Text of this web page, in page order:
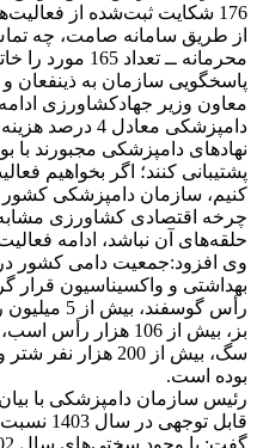
176 شکایت ثبت‌شده از
از طریق سامانه صامت، چه
محرمانه ــ
پاسخگویی سازمان به ذینفعان و
معاون وزیر جهادکشاورزی
دامپزشکی
کنیم، سازمان دامپزشکی کشور
چرخه اقتصادی کشاورزی
حلقه‌های آن نباشد، ادامه
وی افزود:جمعیت دامی کشور
بوده است.
رئیس سازمان دامپزشکی با
قابل